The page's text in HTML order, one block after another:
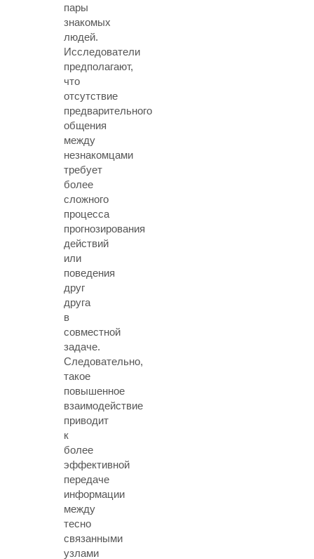
пары
знакомых
людей.
Исследователи
предполагают,
что
отсутствие
предварительного
общения
между
незнакомцами
требует
более
сложного
процесса
прогнозирования
действий
или
поведения
друг
друга
в
совместной
задаче.
Следовательно,
такое
повышенное
взаимодействие
приводит
к
более
эффективной
передаче
информации
между
тесно
связанными
узлами